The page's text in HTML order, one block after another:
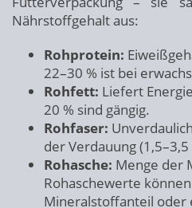
Nährstoffgehalt aus:
Rohprotein:
22–30 % ist bei
Rohfett: Liefert
20 % sind gängig.
Rohfaser:
der Verdauung (1,5–3,5
Rohasche: Menge der
Rohaschewerte
Mineralstoffanteil oder